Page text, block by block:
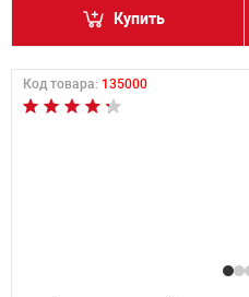
Купить
Код товара: 135000